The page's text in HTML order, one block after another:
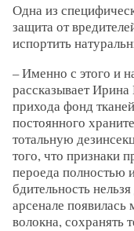
Одна из
защита от
испортить
– Именно с этого и
рассказывает
прихода фонд
постоянного
тотальную
того, что признаки
пероеда полностью
бдительность
арсенале появилась
волокна, сохранять